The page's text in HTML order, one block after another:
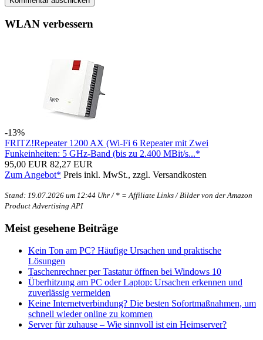
WLAN verbessern
-13%
FRITZ!Repeater 1200 AX (Wi-Fi 6 Repeater mit Zwei
Funkeinheiten: 5 GHz-Band (bis zu 2.400 MBit/s...*
95,00 EUR 82,27 EUR
Zum Angebot* Preis inkl. MwSt., zzgl. Versandkosten
Stand: 19.07.2026 um 12:44 Uhr / * = Affiliate Links / Bilder von der Amazon
Product Advertising API
Meist gesehene Beiträge
Kein Ton am PC? Häufige Ursachen und praktische
Lösungen
Taschenrechner per Tastatur öffnen bei Windows 10
Überhitzung am PC oder Laptop: Ursachen erkennen und
zuverlässig vermeiden
Keine Internetverbindung? Die besten Sofortmaßnahmen, um
schnell wieder online zu kommen
Server für zuhause – Wie sinnvoll ist ein Heimserver?